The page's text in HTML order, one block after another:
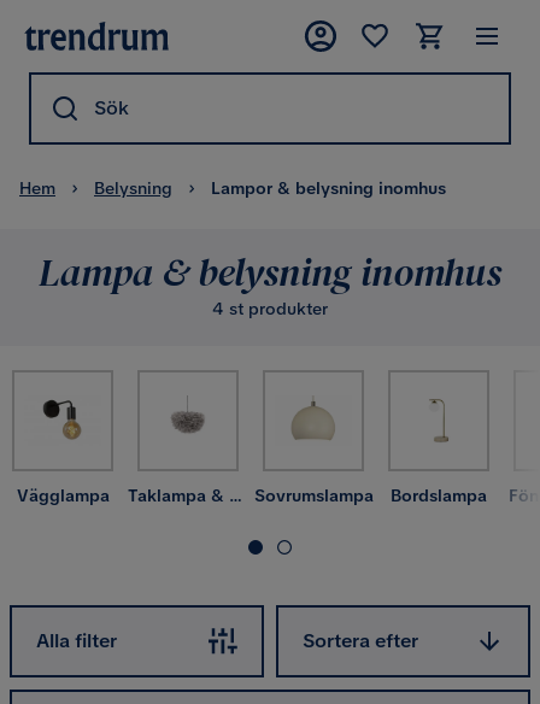
Sök
Hem Belysning Lampor & belysning inomhus
Lampa & belysning inomhus
4 st produkter
Vägglampa Taklampa & takbelysning Sovrumslampa Bordslampa
Alla filter
Sortera efter